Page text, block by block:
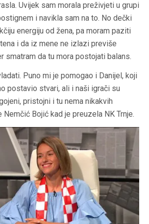
Uvijek sam morala preživjeti u grupi
i navikla sam na to. No dečki
energiju od žena, pa moram paziti
i da iz mene ne izlazi previše
smatram da tu mora postojati balans.
Puno mi je pomogao i Danijel, koji
postavio stvari, ali i naši igrači su
pristojni i tu nema nikakvih
Nemčić Bojić kad je preuzela NK Trnje.